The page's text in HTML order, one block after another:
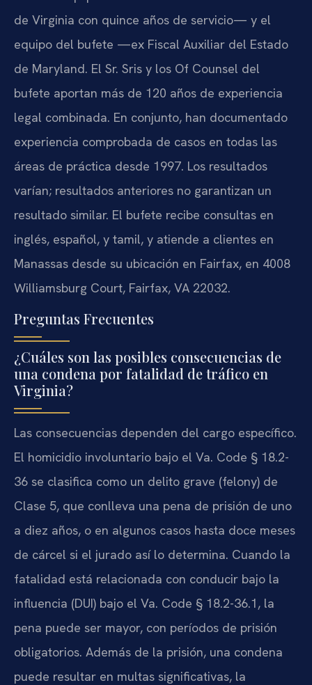
de Virginia con quince años de servicio— y el
equipo del bufete —ex Fiscal Auxiliar del Estado
de Maryland. El Sr. Sris y los Of Counsel del
bufete aportan más de 120 años de experiencia
legal combinada. En conjunto, han documentado
experiencia comprobada de casos en todas las
áreas de práctica desde 1997. Los resultados
varían; resultados anteriores no garantizan un
resultado similar. El bufete recibe consultas en
inglés, español, y tamil, y atiende a clientes en
Manassas desde su ubicación en Fairfax, en 4008
Williamsburg Court, Fairfax, VA 22032.
Preguntas Frecuentes
¿Cuáles son las posibles consecuencias de
una condena por fatalidad de tráfico en
Virginia?
Las consecuencias dependen del cargo específico.
El homicidio involuntario bajo el Va. Code § 18.2-
36 se clasifica como un delito grave (felony) de
Clase 5, que conlleva una pena de prisión de uno
a diez años, o en algunos casos hasta doce meses
de cárcel si el jurado así lo determina. Cuando la
fatalidad está relacionada con conducir bajo la
influencia (DUI) bajo el Va. Code § 18.2-36.1, la
pena puede ser mayor, con períodos de prisión
obligatorios. Además de la prisión, una condena
puede resultar en multas significativas, la